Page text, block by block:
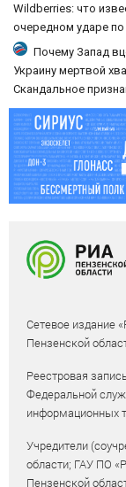
Wildberries: что
очередном ударе по
центрам 07/08/2026
Почему Запад
Украину мертвой
Скандальное
политолога. Его
Сетевое издание
Пензенской
Реестровая
Федеральной
информационных
Учредители
области; ГАУ ПО
Пензенской